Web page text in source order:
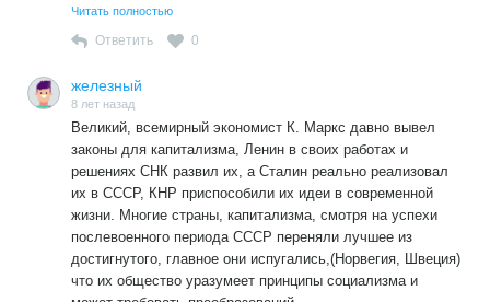
похоже важнее богачи, а не нищий народ, но с которого
можно ещё содрать кое-чего для себя же.
Читать полностью
Ответить 0
железный
8 лет назад
Великий, всемирный экономист К. Маркс давно вывел
законы для капитализма, Ленин в своих работах и
решениях СНК развил их, а Сталин реально реализовал
их в СССР, КНР приспособили их идеи в современной
жизни. Многие страны, капитализма, смотря на успехи
послевоенного периода СССР переняли лучшее из
достигнутого, главное они испугались,(Норвегия, Швеция)
что их общество уразумеет принципы социализма и